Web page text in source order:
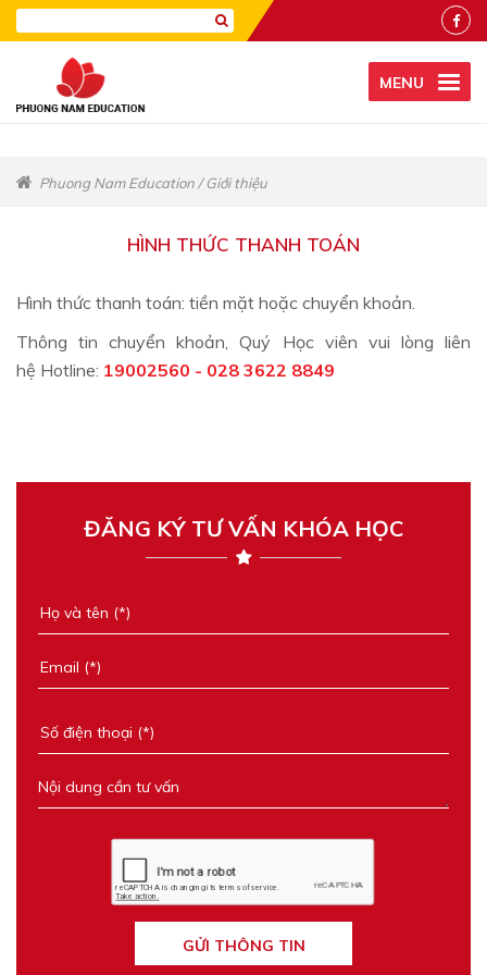
MENU
Phuong Nam Education/Giới thiệu
HÌNH THỨC THANH TOÁN
Hình thức thanh toán: tiền mặt hoặc chuyển khoản.
Thông tin chuyển khoản, Quý Học viên vui lòng liên
hệ Hotline: 19002560 - 028 3622 8849
ĐĂNG KÝ TƯ VẤN KHÓA HỌC
GỬI THÔNG TIN